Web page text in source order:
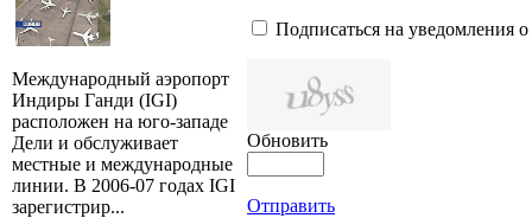
Международный аэропорт
Индиры Ганди (IGI)
расположен на юго-западе
Дели и обслуживает
местные и международные
линии. В 2006-07 годах IGI
зарегистрир...
Подписаться на уведомления
Обновить
Отправить